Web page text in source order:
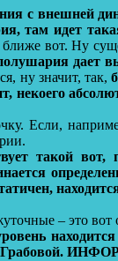
с внешней
там идет
вот. Ну
дает
ну значит, так,
некоего
Если,
такой вот,
– это
Грабовой.